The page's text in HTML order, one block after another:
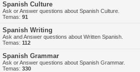
Spanish Culture
Ask or Answer questions about Spanish Culture.
Temas: 91
Spanish Writing
Ask and Answer questions about Written Spanish.
Temas: 112
Spanish Grammar
Ask or Answer questions about Spanish Grammar.
Temas: 330